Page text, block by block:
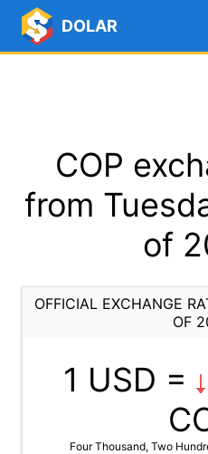
DOLAR
COP
from
of
OFFICIAL EXCHANGE
OF
1 USD =
Four Thousand, Two